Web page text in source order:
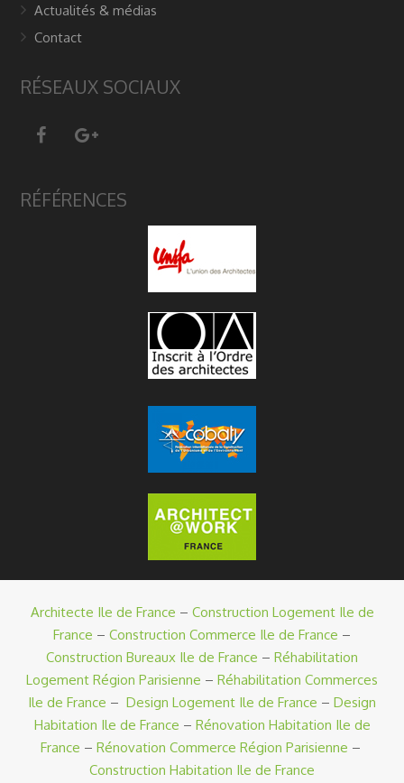
Actualités & médias
Contact
RÉSEAUX SOCIAUX
RÉFÉRENCES
Architecte Ile de France – Construction Logement Ile de
France – Construction Commerce Ile de France –
Construction Bureaux Ile de France – Réhabilitation
Logement Région Parisienne – Réhabilitation Commerces
Ile de France – Design Logement Ile de France – Design
Habitation Ile de France – Rénovation Habitation Ile de
France – Rénovation Commerce Région Parisienne –
Construction Habitation Ile de France